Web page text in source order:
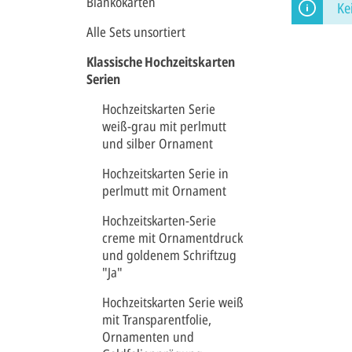
Alle Sets unsortiert
Klassische Hochzeitskarten
Serien
Hochzeitskarten Serie
weiß-grau mit perlmutt
und silber Ornament
Hochzeitskarten Serie in
perlmutt mit Ornament
Hochzeitskarten-Serie
creme mit Ornamentdruck
und goldenem Schriftzug
"Ja"
Hochzeitskarten Serie weiß
mit Transparentfolie,
Ornamenten und